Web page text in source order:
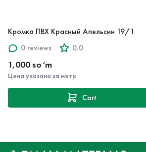
Кромка ПВХ Красный Апельсин 19/1
0 reviews
0.0
1,000 so‘m
Цена указана за метр
Cart